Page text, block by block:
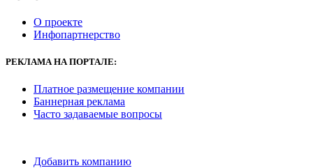
О проекте
Инфопартнерство
РЕКЛАМАНА ПОРТАЛЕ:
Платное размещение компании
Баннерная реклама
Часто задаваемые вопросы
Добавить компанию